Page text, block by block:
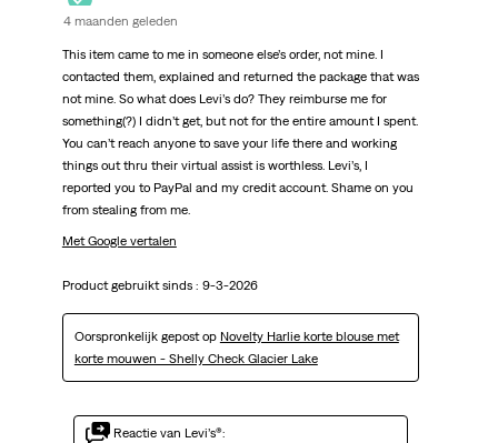
4 maanden geleden
This item came to me in someone else’s order, not mine. I
contacted them, explained and returned the package that was
not mine. So what does Levi’s do? They reimburse me for
something(?) I didn’t get, but not for the entire amount I spent.
You can’t reach anyone to save your life there and working
things out thru their virtual assist is worthless. Levi’s, I
reported you to PayPal and my credit account. Shame on you
from stealing from me.
Met Google vertalen
Product gebruikt sinds : 9-3-2026
Oorspronkelijk gepost op Novelty Harlie korte blouse met
korte mouwen - Shelly Check Glacier Lake
Reactie van Levi’s®: